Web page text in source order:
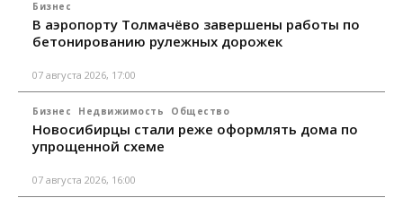
Бизнес
В аэропорту Толмачёво завершены работы по
бетонированию рулежных дорожек
07 августа 2026, 17:00
Бизнес Недвижимость Общество
Новосибирцы стали реже оформлять дома по
упрощенной схеме
07 августа 2026, 16:00